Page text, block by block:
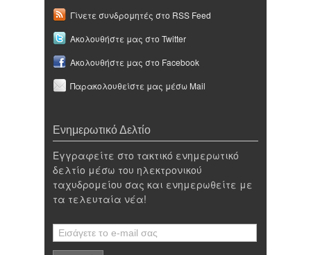
Γίνετε συνδρομητές στο RSS Feed
Ακολουθήστε μας στο Twitter
Ακολουθήστε μας στο Facebook
Παρακολουθείστε μας μέσω Mail
Ενημερωτικό Δελτίο
Εγγραφείτε στο τακτικό ενημερωτικό
δελτίο μέσω του ηλεκτρονικού
ταχυδρομείου σας και ενημερωθείτε με
τα τελευταία νέα!